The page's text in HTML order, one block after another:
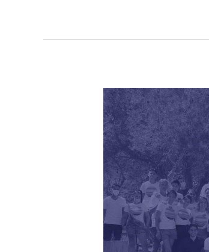
¡Bienvenidos
Zubi
Group!